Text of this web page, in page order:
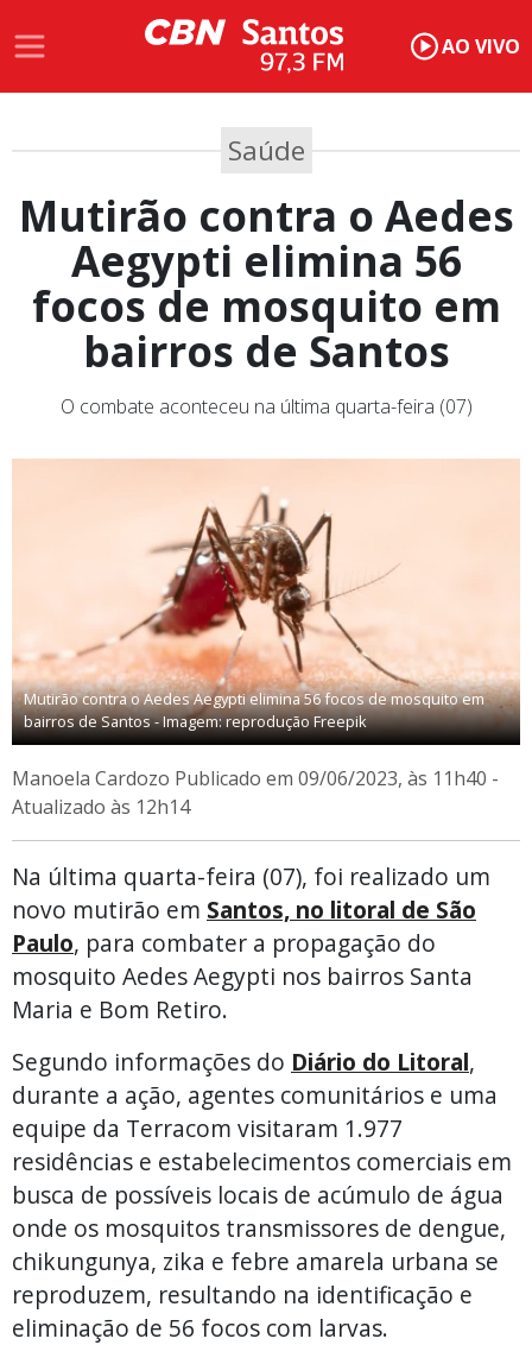
AO VIVO
Saúde
Mutirão contra o Aedes
Aegypti elimina 56
focos de mosquito em
bairros de Santos
O combate aconteceu na última quarta-feira (07)
Mutirão contra o Aedes Aegypti elimina 56 focos de mosquito em
bairros de Santos - Imagem: reprodução Freepik
Manoela Cardozo Publicado em 09/06/2023, às 11h40 -
Atualizado às 12h14
Na última quarta-feira (07), foi realizado um
novo mutirão em Santos, no litoral de São
Paulo, para combater a propagação do
mosquito Aedes Aegypti nos bairros Santa
Maria e Bom Retiro.
Segundo informações do Diário do Litoral,
durante a ação, agentes comunitários e uma
equipe da Terracom visitaram 1.977
residências e estabelecimentos comerciais em
busca de possíveis locais de acúmulo de água
onde os mosquitos transmissores de dengue,
chikungunya, zika e febre amarela urbana se
reproduzem, resultando na identificação e
eliminação de 56 focos com larvas.